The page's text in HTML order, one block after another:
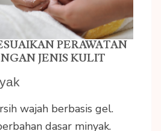
PERAWATAN
JENIS KULIT
wajah berbasis gel.
dasar minyak.